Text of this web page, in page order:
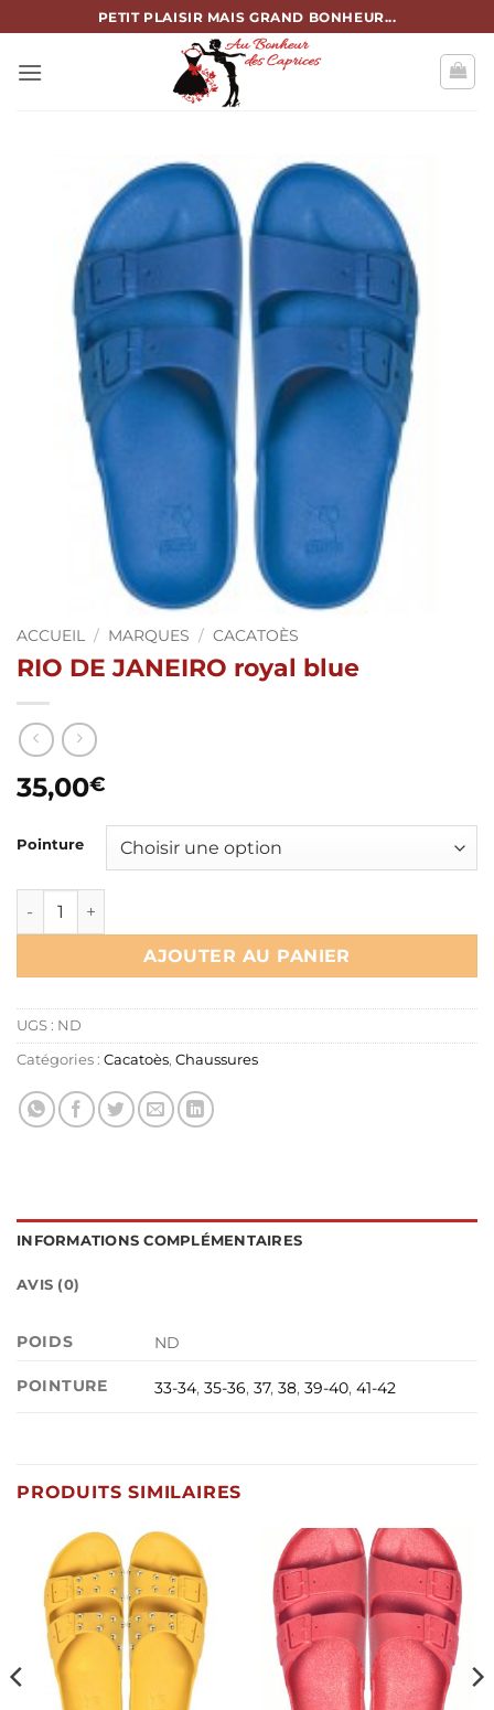
au
contenu
PETIT PLAISIR MAIS GRAND BONHEUR...
ACCUEIL / MARQUES / CACATOÈS
RIO DE JANEIRO royal blue
35,00€
Pointure
quantité de RIO DE JANEIRO royal blue
AJOUTER AU PANIER
UGS : ND
Catégories : Cacatoès, Chaussures
INFORMATIONS COMPLÉMENTAIRES
AVIS (0)
POIDS ND
POINTURE 33-34,35-36,37,38,39-40,41-42
PRODUITS SIMILAIRES